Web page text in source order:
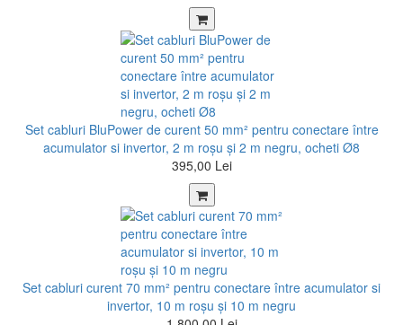
Set cabluri BluPower de curent 50 mm² pentru conectare între
acumulator si invertor, 2 m roșu şi 2 m negru, ocheti Ø8
395,00 Lei
Set cabluri curent 70 mm² pentru conectare între acumulator si
invertor, 10 m roșu şi 10 m negru